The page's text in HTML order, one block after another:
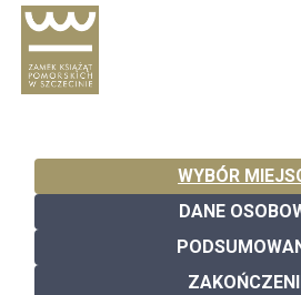
WYBÓR
DANE